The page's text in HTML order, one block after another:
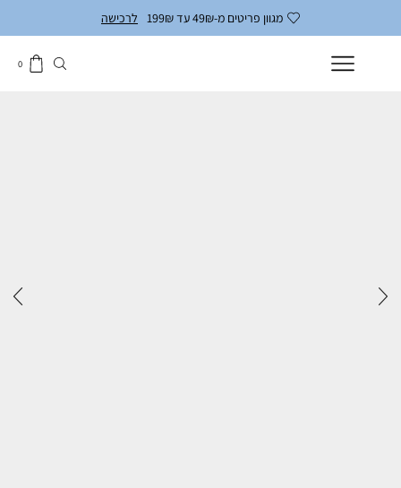
מגוון פריטים מ-49₪ עד 199₪ לרכישה
0